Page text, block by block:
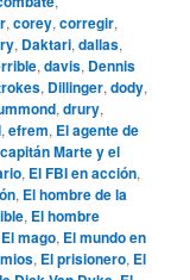
,corey,corregir,
, Daktari,dallas,
,davis, Dennis
, Dillinger,dody,
,drury,
,efrem, El agente de
Marte y el
, El FBI en acción,
, El hombre de la
, El hombre
El mago, El mundo en
, El prisionero, El